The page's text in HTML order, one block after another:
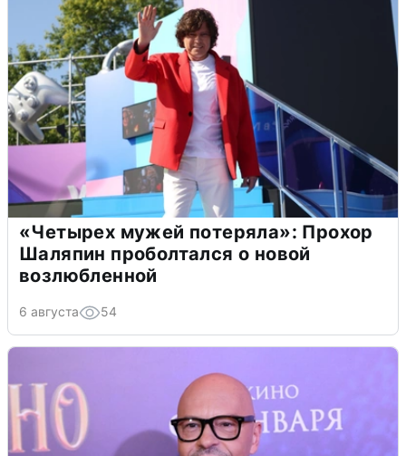
«Четырех мужей потеряла»: Прохор
Шаляпин проболтался о новой
возлюбленной
6 августа 54